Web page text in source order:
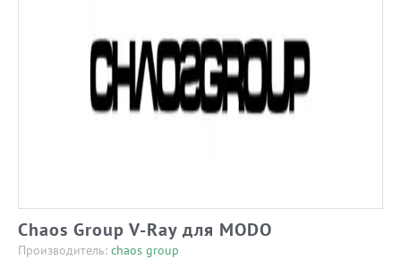
Chaos Group V-Ray для MODO
Производитель: chaos group